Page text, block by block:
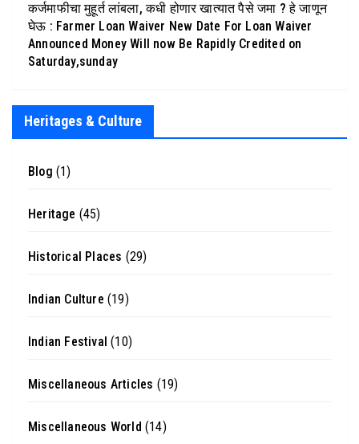
कर्जमाफीचा मुहूर्त लांबला, कधी होणार खात्यात पैसे जमा ? हे जाणून
घेऊ : Farmer Loan Waiver New Date For Loan Waiver
Announced Money Will now Be Rapidly Credited on
Saturday,sunday
Heritages & Culture
Blog (1)
Heritage (45)
Historical Places (29)
Indian Culture (19)
Indian Festival (10)
Miscellaneous Articles (19)
Miscellaneous World (14)